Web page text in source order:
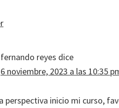
fernando reyes dice
6 noviembre, 2023 a las 10:35
perspectiva inicio mi curso,